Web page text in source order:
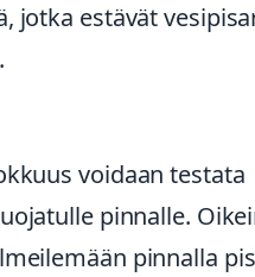
jotka estävät
voidaan testata
pinnalle.
pinnalla